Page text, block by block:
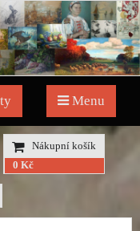
Menu
Nákupní košík
0 Kč